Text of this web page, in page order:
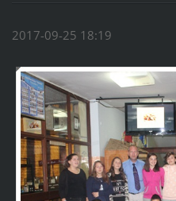
2017-09-25 18:19